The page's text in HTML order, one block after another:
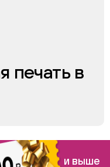
печать в
и выше